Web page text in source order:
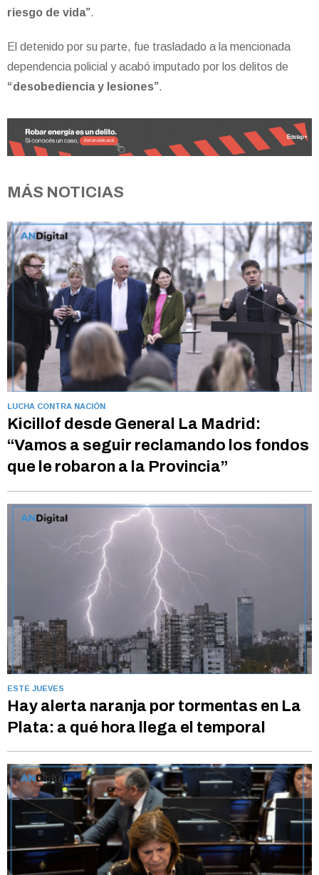
riesgo de vida”.
El detenido por su parte, fue trasladado a la mencionada
dependencia policial y acabó imputado por los delitos de
“desobediencia y lesiones”.
MÁS NOTICIAS
LUCHA CONTRA NACIÓN
Kicillof desde General La Madrid:
“Vamos a seguir reclamando los fondos
que le robaron a la Provincia”
ESTE JUEVES
Hay alerta naranja por tormentas en La
Plata: a qué hora llega el temporal